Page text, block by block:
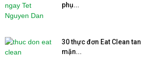
phụ...
30 thực đơn Eat Clean
mặn...